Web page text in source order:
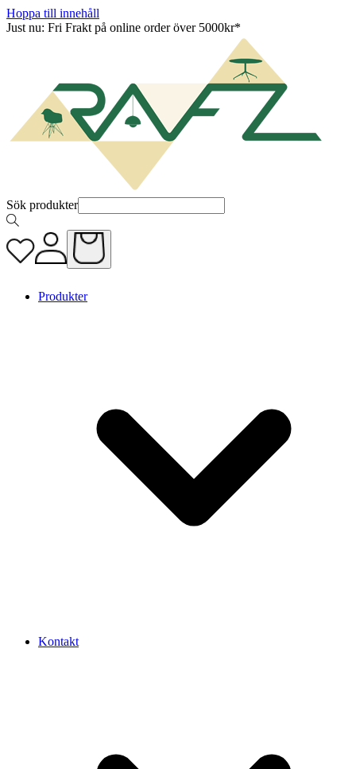
Hoppa till innehåll
Just nu: Fri Frakt på online order över 5000kr*
Sök produkter
Produkter
Kontakt